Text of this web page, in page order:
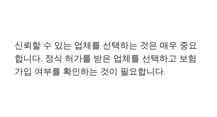
신뢰할 수 있는 업체를 선택하는 것은 매우 중요
합니다. 정식 허가를 받은 업체를 선택하고 보험
가입 여부를 확인하는 것이 필요합니다.